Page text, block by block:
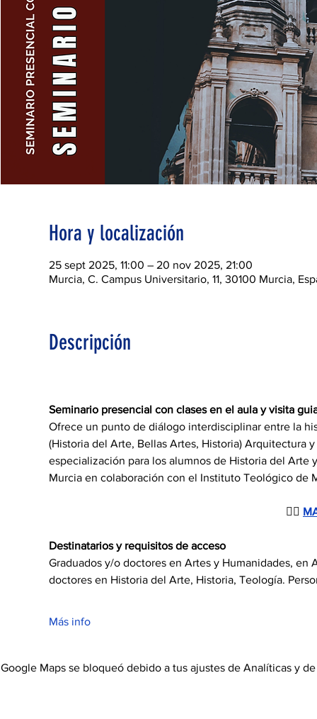
Hora y localización
25 sept 2025, 11:00 – 20 nov 2025, 21:00
Murcia, C. Campus Universitario, 11, 30100 Murcia,
Descripción
Seminario presencial con clases en el aula y visita
Ofrece un punto de diálogo interdisciplinar entre la
(Historia del Arte, Bellas Artes, Historia)
especialización para los alumnos de Historia del
Murcia en colaboración con el Instituto Teológico de
👉🏻
Destinatarios y requisitos de acceso
Graduados y/o doctores en Artes y Humanidades,
doctores en Historia del Arte, Historia, Teología.
Más info
Google Maps se bloqueó debido a tus ajustes de Analíticas y